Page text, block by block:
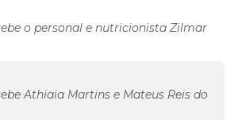
o personal e nutricionista Zilmar
Athiaia Martins e Mateus Reis do